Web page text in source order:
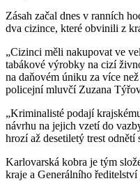
Zásah začal dnes v ranních
dva cizince, které obvinili z
„Cizinci měli nakupovat ve
tabákové výrobky na cizí
na daňovém úniku za více
policejní mluvčí Zuzana
„Kriminalisté podají
návrhu na jejich vzetí do
hrozí až desetiletý trest odnětí
Karlovarská kobra je tým
kraje a Generálního